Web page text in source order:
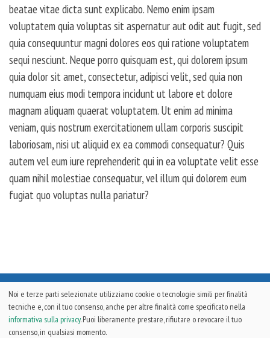
beatae vitae dicta sunt explicabo. Nemo enim ipsam
voluptatem quia voluptas sit aspernatur aut odit aut fugit, sed
quia consequuntur magni dolores eos qui ratione voluptatem
sequi nesciunt. Neque porro quisquam est, qui dolorem ipsum
quia dolor sit amet, consectetur, adipisci velit, sed quia non
numquam eius modi tempora incidunt ut labore et dolore
magnam aliquam quaerat voluptatem. Ut enim ad minima
veniam, quis nostrum exercitationem ullam corporis suscipit
laboriosam, nisi ut aliquid ex ea commodi consequatur? Quis
autem vel eum iure reprehenderit qui in ea voluptate velit esse
quam nihil molestiae consequatur, vel illum qui dolorem eum
fugiat quo voluptas nulla pariatur?
qmaxTECH2026 © CopyrightAPICE COMUNICAZIONE. All Rights
Reserved |WebmasterFerdinando Torriero | Development & Design by
Bubuna.com
Noi e terze parti selezionate utilizziamo cookie o tecnologie simili per finalità
tecniche e, con il tuo consenso, anche per altre finalità come specificato nella
informativa sulla privacy. Puoi liberamente prestare, rifiutare o revocare il tuo
consenso, in qualsiasi momento.